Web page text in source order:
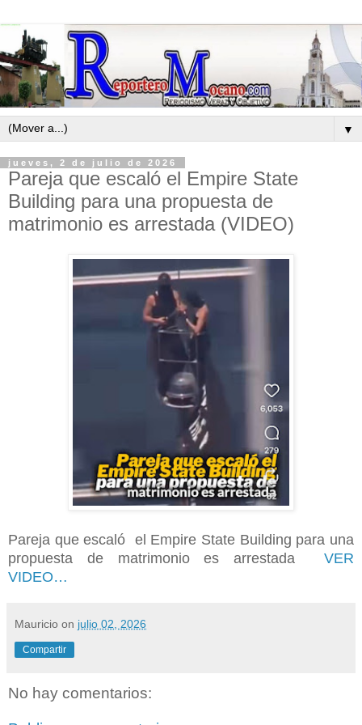
▼
jueves, 2 de julio de 2026
Pareja que escaló el Empire State
Building para una propuesta de
matrimonio es arrestada (VIDEO)
Pareja que escaló el Empire State Building para una
propuesta de matrimonio es arrestada VER
VIDEO…
Mauricio on julio 02, 2026
Compartir
No hay comentarios: